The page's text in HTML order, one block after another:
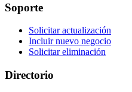
Soporte
Solicitar actualización
Incluir nuevo negocio
Solicitar eliminación
Directorio